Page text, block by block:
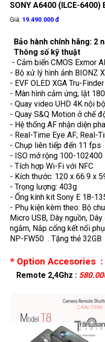
SONY A6400 (ILCE-6400)
Giá: 19.490.000 đ
Bảo hành chính hãng: 2
Thông số kỹ thuật
- Cảm biến CMOS Exmor
- Bộ xử lý hình ảnh BIONZ X
- EVF OLED XGA Tru-
- Màn hình cảm ứng, lật
- Quay video UHD 4K nội
- Quay S&Q Motion ở chế
- Hệ thống AF nhận diện
- Real-Time Eye AF; Real-
- Chụp liên tiếp đến 11 fps
- ISO mở rộng 100-102400
- Tích hợp Wi-Fi với NFC
- Kích thước: 120 x 66.9 x
- Trọng lượng: 403g
- Ống kính kit Sony E 18-
- Phụ kiện kèm theo: Bộ
Micro USB, Dây nguồn,
ngắm, Nắp cổng kết nối
NP-FW50 . Tặng thẻ 32GB
* Option Accesories :
Remote 2,4Ghz :